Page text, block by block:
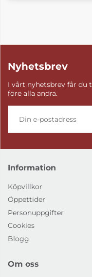
Nyhetsbrev
I vårt nyhetsbrev får du
före alla andra.
Information
Köpvillkor
Öppettider
Personuppgifter
Cookies
Blogg
Om oss